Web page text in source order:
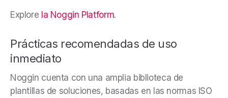
Explore la Noggin Platform.
Prácticas recomendadas de uso
inmediato
Noggin cuenta con una amplia biblioteca de
plantillas de soluciones, basadas en las normas ISO